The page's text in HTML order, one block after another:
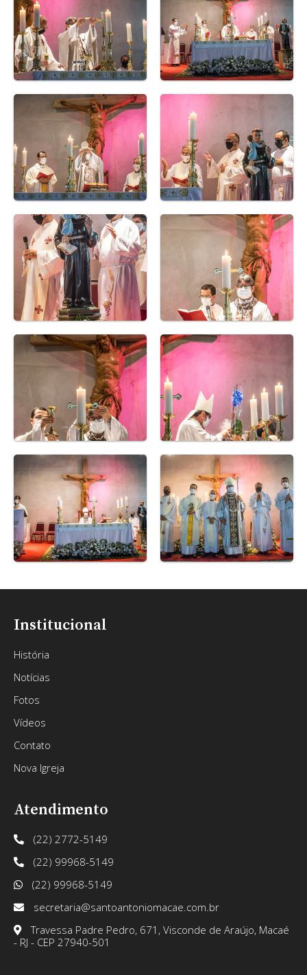
Institucional
História
Notícias
Fotos
Vídeos
Contato
Nova Igreja
Atendimento
(22) 2772-5149
(22) 99968-5149
(22) 99968-5149
secretaria@santoantoniomacae.com.br
Travessa Padre Pedro, 671, Visconde de Araújo, Macaé
- RJ - CEP 27940-501